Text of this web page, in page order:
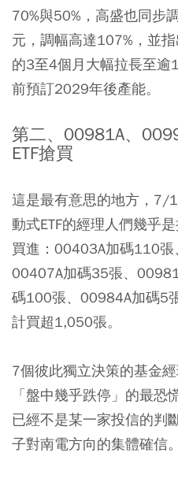
70%與50%，高盛也同步
元，調幅高達107%，並
的3至4個月大幅拉長至逾
前預訂2029年後產能。
第二、00981A、
ETF搶買
這是最有意思的地方，7/
動式ETF的經理人們幾乎
買進：00403A加碼110張
00407A加碼35張、
碼100張、00984A加碼5
計買超1,050張。
7個彼此獨立決策的基金
「盤中幾乎跌停」的最
已經不是某一家投信的判
子對南電方向的集體確信。